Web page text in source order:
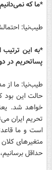
*ما که
طیب‌نیا:
*به این ترتیب
پساتحریم در
طیب‌نیا: ما
حالت این بود
خواهد شد.
تحریم ایران
است و ما
متغیرهای کلان
حداقل